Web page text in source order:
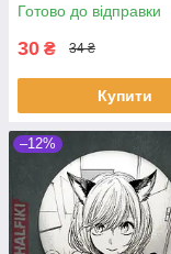
Готово до відправки
30 ₴ 34 ₴
Купити
–12%